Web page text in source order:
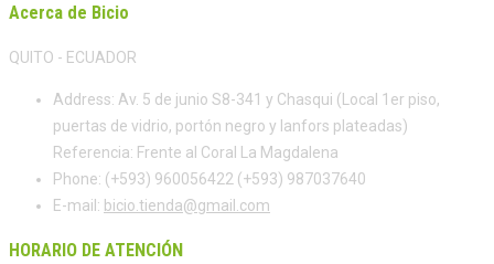
Acerca de Bicio
QUITO - ECUADOR
Address: Av. 5 de junio S8-341 y Chasqui (Local 1er piso,
puertas de vidrio, portón negro y lanfors plateadas)
Referencia: Frente al Coral La Magdalena
Phone: (+593) 960056422 (+593) 987037640
E-mail: bicio.tienda@gmail.com
HORARIO DE ATENCIÓN